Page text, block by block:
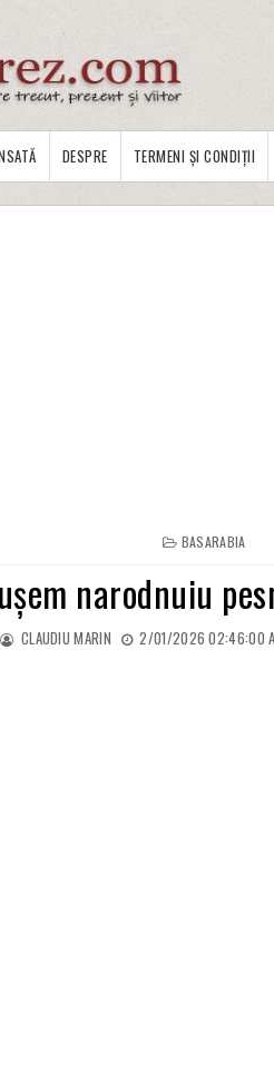
DESPRE TERMENI ȘI CONDIȚII
BASARABIA
narodnuiu
CLAUDIU MARIN 2/01/2026 02:46:00